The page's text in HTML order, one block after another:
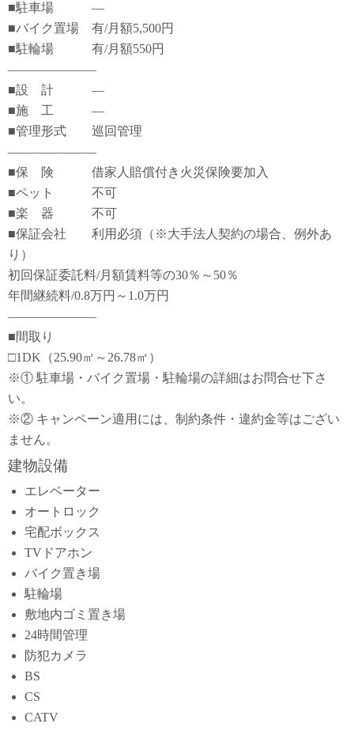
■駐車場 ―
■バイク置場 有/月額5,500円
■駐輪場 有/月額550円
―――――――
■設 計 ―
■施 工 ―
■管理形式 巡回管理
―――――――
■保 険 借家人賠償付き火災保険要加入
■ペット 不可
■楽 器 不可
■保証会社 利用必須（※大手法人契約の場合、例外あ
り）
初回保証委託料/月額賃料等の30％～50％
年間継続料/0.8万円～1.0万円
―――――――
■間取り
□1DK（25.90㎡～26.78㎡）
※① 駐車場・バイク置場・駐輪場の詳細はお問合せ下さ
い。
※② キャンペーン適用には、制約条件・違約金等はござい
ません。
建物設備
エレベーター
オートロック
宅配ボックス
TVドアホン
バイク置き場
駐輪場
敷地内ゴミ置き場
24時間管理
防犯カメラ
BS
CS
CATV